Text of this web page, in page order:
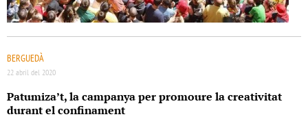
BERGUEDÀ
22 abril del 2020
Patumiza’t, la campanya per promoure la creativitat
durant el confinament